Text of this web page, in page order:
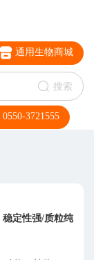
通用生物商城
搜索
0550-3721555
定性强/质粒纯